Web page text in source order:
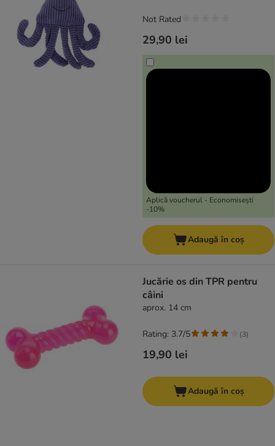
29,90 lei
Aplică voucherul - Economisești
-10%
Not Rated
Adaugă în coș
Jucărie os din TPR pentru
câini
aprox. 14 cm
19,90 lei
Rating: 3.7/5 (3)
Adaugă în coș